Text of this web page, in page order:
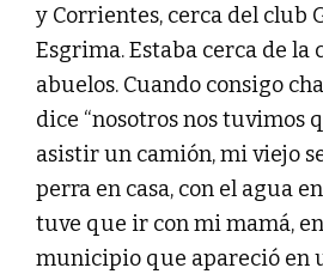
y Corrientes, cerca del club
Esgrima. Estaba cerca de la
abuelos. Cuando consigo
dice “nosotros nos tuvimos
asistir un camión, mi viejo
perra en casa, con el agua
tuve que ir con mi mamá,
municipio que apareció en